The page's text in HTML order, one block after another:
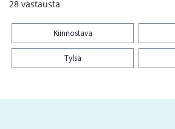
28 vastausta
Kiinnostava
Tylsä